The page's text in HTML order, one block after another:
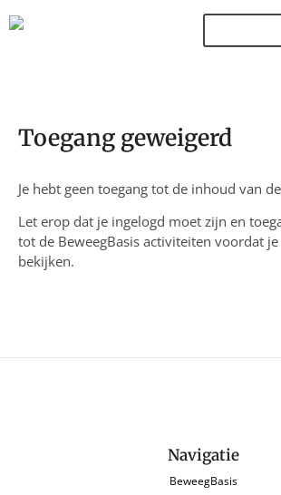
Toegang geweigerd
Je hebt geen toegang tot de inhoud van
Let erop dat je ingelogd moet zijn en
tot de BeweegBasis activiteiten voordat
bekijken.
Navigatie
BeweegBasis